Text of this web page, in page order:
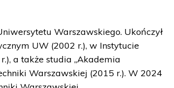
Warszawskiego. Ukończył
UW (2002 r.), w Instytucie
a także studia „Akademia
Warszawskiej (2015 r.). W 2024